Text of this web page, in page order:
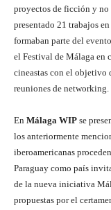
proyectos de ficción y no
presentado 21 trabajos
formaban parte del
el Festival de Málaga en
cineastas con el objetivo
reuniones de networking.
En Málaga WIP se
los anteriormente
iberoamericanas
Paraguay como país
de la nueva iniciativa
propuestas por el